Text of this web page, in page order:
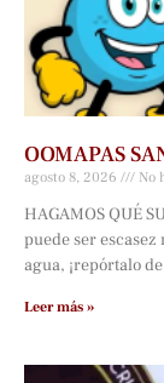
OOMAPAS
agosto 8, 2026 No
HAGAMOS QUÉ
puede ser
agua, ¡repórtalo
Leer más »